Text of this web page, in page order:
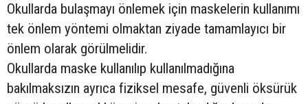
Okullarda bulaşmayı önlemek için maskelerin kullanımı
tek önlem yöntemi olmaktan ziyade tamamlayıcı bir
önlem olarak görülmelidir.
Okullarda maske kullanılıp kullanılmadığına
bakılmaksızın ayrıca fiziksel mesafe, güvenli öksürük